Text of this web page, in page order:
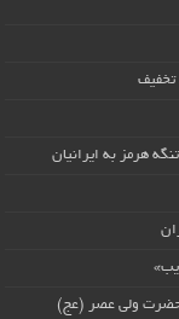
تخفیف
هرمز به ایرانیان
حضرت ولی عصر (عج)